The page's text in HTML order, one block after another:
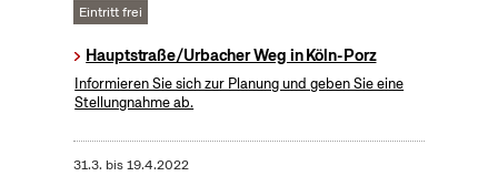
Eintritt frei
Hauptstraße/Urbacher Weg in Köln-Porz
Informieren Sie sich zur Planung und geben Sie eine
Stellungnahme ab.
31.3. bis19.4.2022